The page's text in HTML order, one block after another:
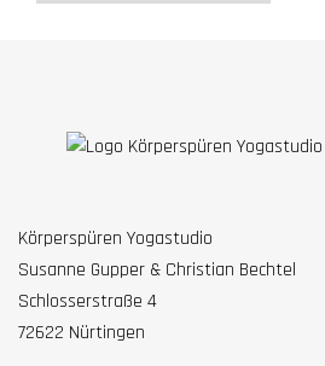
Körperspüren Yogastudio
Susanne Gupper & Christian Bechtel
Schlosserstraße 4
72622 Nürtingen